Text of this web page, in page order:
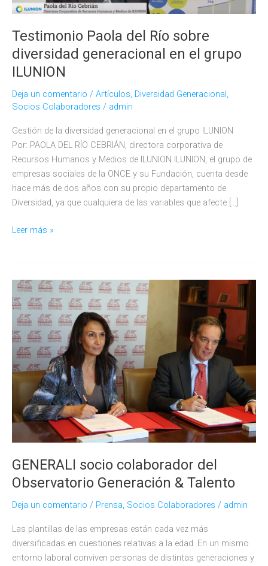
Testimonio Paola del Río sobre
diversidad generacional en el grupo
ILUNION
Deja un comentario / Artículos Diversidad Generacional
Socios Colaboradores / admin
Gestión de la diversidad generacional en el grupo ILUNION
Por: PAOLA DEL RÍO CEBRIÁN, directora corporativa de
Recursos Humanos y Medios de ILUNION ILUNION, el grupo de
empresas sociales de la ONCE y su Fundación, cuenta desde
hace más de dos años con su propio departamento de
Diversidad, ya que cualquiera de las variables que afecte […]
Testimonio
sobre
diversidad
generacional
en
el
grupo
ILUNION
Leer más »
GENERALI socio colaborador del
Observatorio Generación & Talento
Deja un comentario / Prensa, Socios Colaboradores / admin
Las plantillas de las empresas están cada vez más
diversificadas en cuestiones relativas a la edad. En un mismo
entorno laboral conviven personas de distintas generaciones y